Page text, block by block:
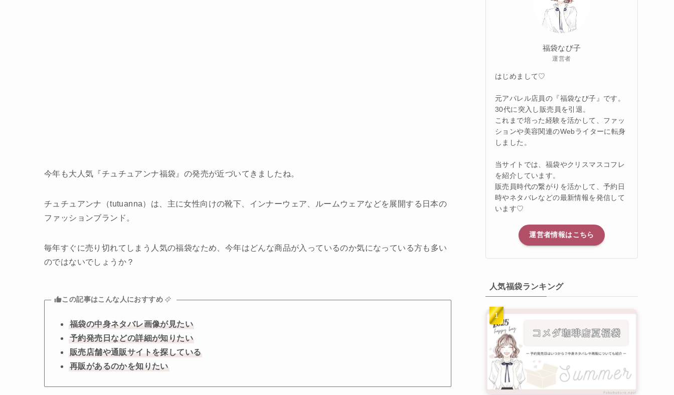
今年も大人気『チュチュアンナ福袋』の発売が近づいてきましたね。
チュチュアンナ（tutuanna）は、主に女性向けの靴下、インナーウェア、ルームウェアなどを展開する日本の
ファッションブランド。
毎年すぐに売り切れてしまう人気の福袋なため、今年はどんな商品が入っているのか気になっている方も多い
のではないでしょうか？
この記事はこんな人におすすめ
福袋の中身ネタバレ画像が見たい
予約発売日などの詳細が知りたい
販売店舗や通販サイトを探している
再販があるのかを知りたい
福袋なび子
運営者
はじめまして♡
元アパレル店員の『福袋なび子』です。
30代に突入し販売員を引退。
これまで培った経験を活かして、ファッ
ションや美容関連のWebライターに転身
しました。
当サイトでは、福袋やクリスマスコフレ
を紹介しています。
販売員時代の繋がりを活かして、予約日
時やネタバレなどの最新情報を発信して
います♡
運営者情報はこちら
人気福袋ランキング